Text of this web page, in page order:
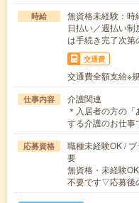
時給
無資格未経験：
日払い／週払い
は手続き完了次第
交通費
交通費全額支給※
仕事内容
介護関連
＊入居者の方の
する介護のお仕
応募資格
職種未経験OK /
要
無資格・未経験
不要です▽応募後